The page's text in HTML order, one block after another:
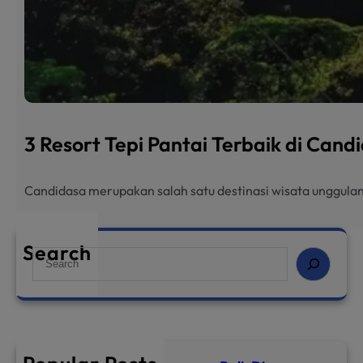
3 Resort Tepi Pantai Terbaik di
Candidasa merupakan salah satu destinasi wisata
Search
S
a